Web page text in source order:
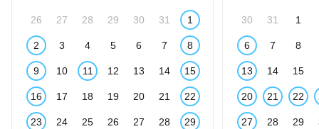
26 27 28 29 30 31 1
2 3 4 5 6 7 8
9 10 11 12 13 14 15
16 17 18 19 20 21 22
23 24 25 26 27 28 29
30 31 1
6 7 8
13 14 15
20 21 22
27 28 29